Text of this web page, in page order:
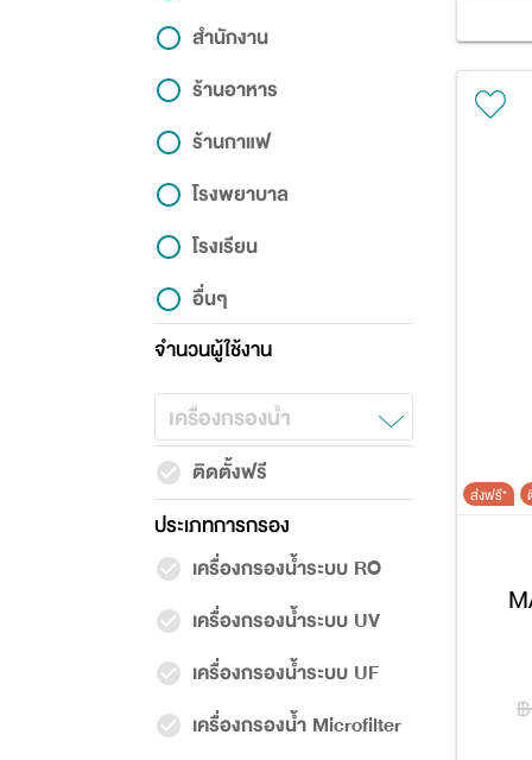
สำนักงาน
ร้านอาหาร
ร้านกาแฟ
โรงพยาบาล
โรงเรียน
อื่นๆ
จำนวนผู้ใช้งาน
เครื่องกรองน้ำ
ติดตั้งฟรี
ประเภทการกรอง
เครื่องกรองน้ำระบบ RO
เครื่องกรองน้ำระบบ UV
เครื่องกรองน้ำระบบ UF
เครื่องกรองน้ำ Microfilter
ส่งฟรี*